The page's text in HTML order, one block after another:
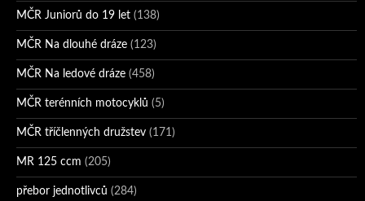
MČR Juniorů do 19 let (138)
MČR Na dlouhé dráze (123)
MČR Na ledové dráze (458)
MČR terénních motocyklů (5)
MČR tříčlenných družstev (171)
MR 125 ccm (205)
přebor jednotlivců (284)